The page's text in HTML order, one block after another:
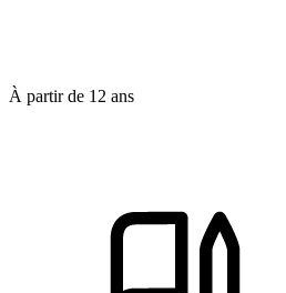
À partir de 12 ans